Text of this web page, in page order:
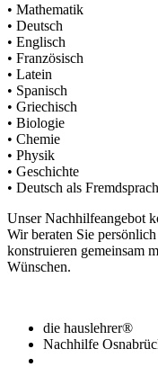
• Mathematik
• Deutsch
• Englisch
• Französisch
• Latein
• Spanisch
• Griechisch
• Biologie
• Chemie
• Physik
• Geschichte
• Deutsch als
Unser Nachhilfeangebot
Wir beraten Sie
konstruieren gemeinsam
Wünschen.
die hauslehrer®
Nachhilfe